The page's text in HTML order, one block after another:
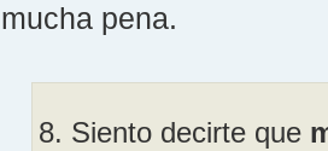
mucha pena.
8. Siento decirte que